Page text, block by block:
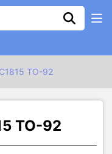
TO-92
TO-92